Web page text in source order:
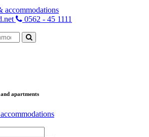
accommodations
0562 - 45 1111
apartments